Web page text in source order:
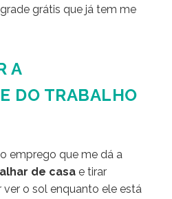
grátis que já tem me
A
DO TRABALHO
emprego que me dá a
de casa e tirar
ver o sol enquanto ele está